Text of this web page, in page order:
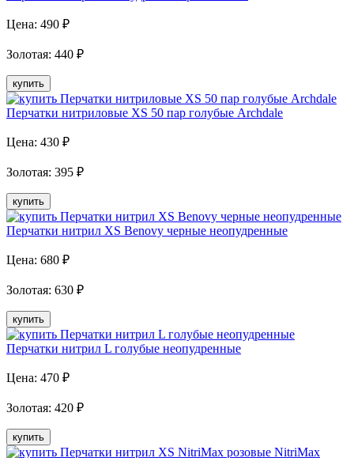
Цена: 490 ₽
Золотая: 440 ₽
купить
Перчатки нитриловые XS 50 пар голубые Archdale
Цена: 430 ₽
Золотая: 395 ₽
купить
Перчатки нитрил XS Benovy черные неопудренные
Цена: 680 ₽
Золотая: 630 ₽
купить
Перчатки нитрил L голубые неопудренные
Цена: 470 ₽
Золотая: 420 ₽
купить